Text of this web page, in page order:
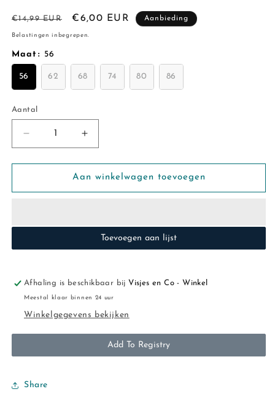
Normale
prijs
€14,99 EUR Aanbiedingsprijs
€6,00 EUR Aanbieding
Belastingen inbegrepen.
Maat : 56
56 62 68 74 80 86
Aantal
Aantal
Aantal
verlagen
voor
LS
Aantal
verhogen
voor
Bess:
LS
Aan winkelwagen toevoegen
Toevoegen aan lijst
Afhaling is beschikbaar bijVisjes en Co - Winkel
Meestal klaar binnen 24 uur
Winkelgegevens bekijken
Add To Registry
Share